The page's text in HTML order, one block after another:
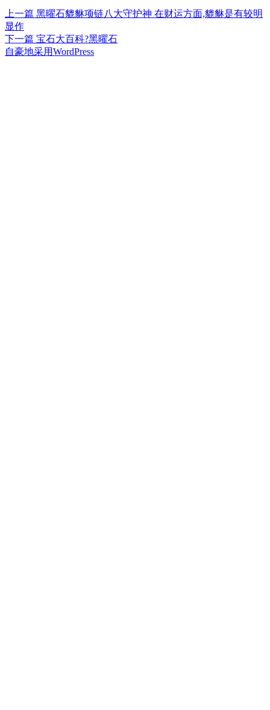
文
章
导
上一篇 上
文
章：
黑曜石貔貅项链八大守护神 在财运方面,貔貅是有较明
显作
下一篇 下
篇
宝石大百科?黑曜石
自豪地采用WordPress